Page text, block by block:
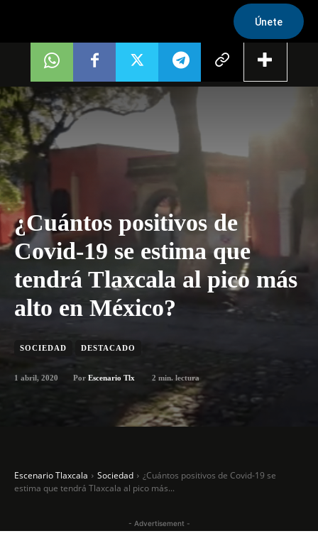
Únete
¿Cuántos positivos de
Covid-19 se estima que
tendrá Tlaxcala al pico más
alto en México?
SOCIEDAD DESTACADO
1 abril, 2020 Por Escenario Tlx 2 min. lectura
Escenario Tlaxcala Sociedad
¿Cuántos positivos de Covid-19 se
estima que tendrá Tlaxcala al pico más...
- Advertisement -